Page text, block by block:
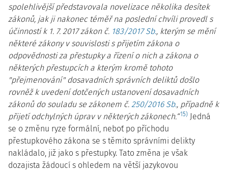
spolehlivější představovala novelizace několika desítek
zákonů, jak ji nakonec téměř na poslední chvíli provedl s
účinností k 1. 7. 2017 zákon č. 183/2017 Sb., kterým se mění
některé zákony v souvislosti s přijetím zákona o
odpovědnosti za přestupky a řízení o nich a zákona o
některých přestupcích a kterým kromě tohoto
"přejmenování" dosavadních správních deliktů došlo
rovněž k uvedení dotčených ustanovení dosavadních
zákonů do souladu se zákonem č. 250/2016 Sb., případně k
přijetí odchylných úprav v některých zákonech.“15) Jedná
se o změnu ryze formální, neboť po příchodu
přestupkového zákona se s těmito správními delikty
nakládalo, již jako s přestupky. Tato změna je však
dozajista žádoucí s ohledem na větší jazykovou